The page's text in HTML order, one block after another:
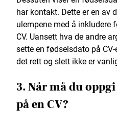
har kontakt. Dette er en av
ulempene med å inkludere
CV. Uansett hva de andre
sette en fødselsdato på
det rett og slett ikke er
3. Når må du
på en CV?